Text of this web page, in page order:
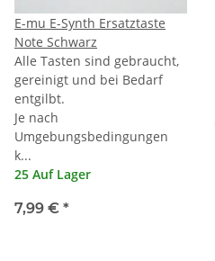
E-mu E-Synth Ersatztaste
Note Schwarz
Alle Tasten sind gebraucht,
gereinigt und bei Bedarf
entgilbt.
Je nach
Umgebungsbedingungen
k...
25 Auf Lager
7,99 € *